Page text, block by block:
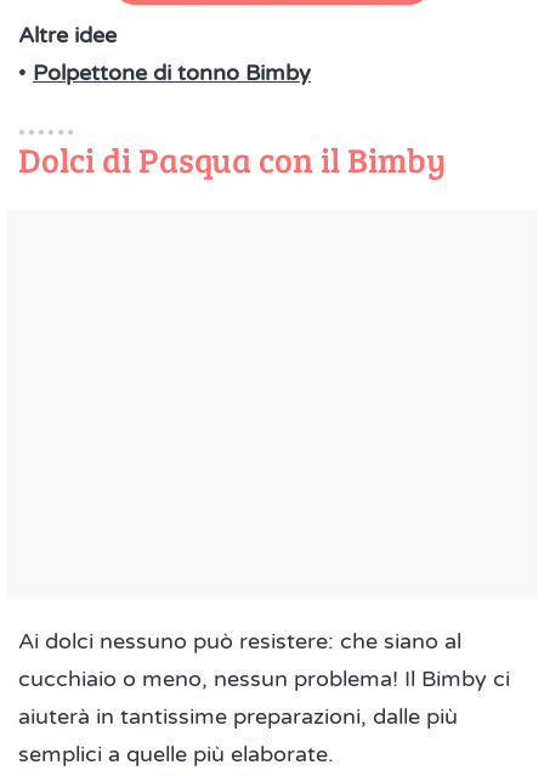
Altre idee
• Polpettone di tonno Bimby
Dolci di Pasqua con il Bimby
Ai dolci nessuno può resistere: che siano al
cucchiaio o meno, nessun problema! Il Bimby ci
aiuterà in tantissime preparazioni, dalle più
semplici a quelle più elaborate.